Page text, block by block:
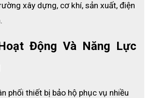
xây dựng, cơ khí, sản xuất, điện
Động Và Năng Lực
phối thiết bị bảo hộ phục vụ nhiều